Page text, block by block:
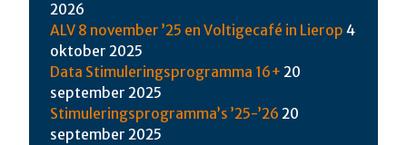
2026
ALV 8 november ’25 en Voltigecafé in Lierop 4
oktober 2025
Data Stimuleringsprogramma 16+ 20
september 2025
Stimuleringsprogramma’s ’25-’26 20
september 2025